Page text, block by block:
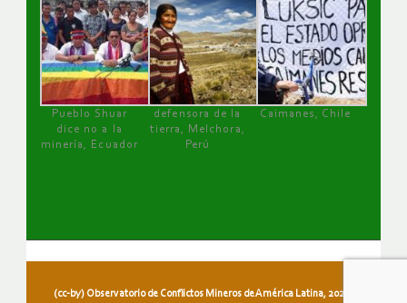
Pueblo Shuar
dice no a la
minería, Ecuador
defensora de la
tierra, Melchora,
Perú
Caimanes, Chile
(cc-by) Observatorio de Conflictos Mineros de América Latina, 2026